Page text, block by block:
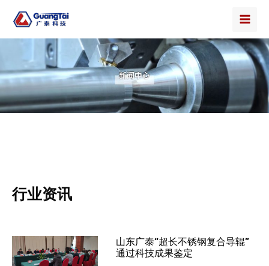
行业资讯
山东广泰“超长不锈钢复合导辊”
通过科技成果鉴定